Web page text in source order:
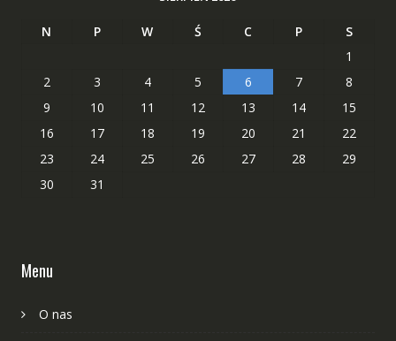
N P W Ś C P
S
1
2
3 4 5 6 7
8
9
10 11 12 13 14
15
16
17 18 19 20 21
22
23
24 25 26 27 28
29
30
31
Menu
O nas